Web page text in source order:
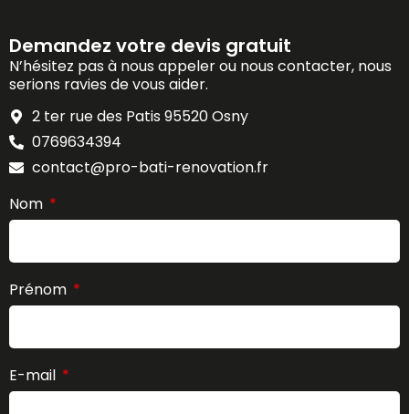
Demandez votre devis gratuit
N’hésitez pas à nous appeler ou nous contacter, nous
serions ravies de vous aider.
2 ter rue des Patis 95520 Osny
0769634394
contact@pro-bati-renovation.fr
Nom
Prénom
E-mail